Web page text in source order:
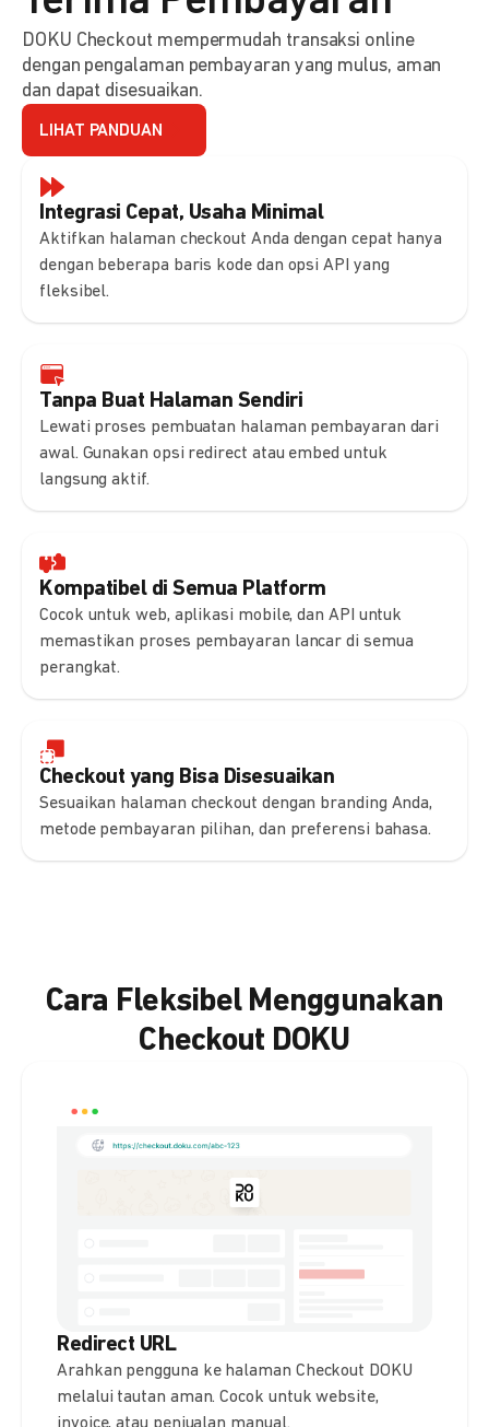
Integrasi Cepat, Usaha Minimal
Aktifkan halaman checkout Anda dengan cepat hanya
dengan beberapa baris kode dan opsi API yang
fleksibel.
Tanpa Buat Halaman Sendiri
Lewati proses pembuatan halaman pembayaran dari
awal. Gunakan opsi redirect atau embed untuk
langsung aktif.
Kompatibel di Semua Platform
Cocok untuk web, aplikasi mobile, dan API untuk
memastikan proses pembayaran lancar di semua
perangkat.
Checkout yang Bisa Disesuaikan
Sesuaikan halaman checkout dengan branding Anda,
metode pembayaran pilihan, dan preferensi bahasa.
DOKU Checkout mempermudah transaksi online
dengan pengalaman pembayaran yang mulus, aman
dan dapat disesuaikan.
LIHAT PANDUAN
Cara Fleksibel Menggunakan
Checkout DOKU
Redirect URL
Arahkan pengguna ke halaman Checkout DOKU
melalui tautan aman. Cocok untuk website,